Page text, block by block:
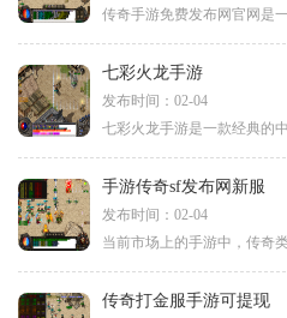
七彩火龙手游
发布时间：02-04
手游传奇sf发布网新服
发布时间：02-04
传奇打金服手游可提现